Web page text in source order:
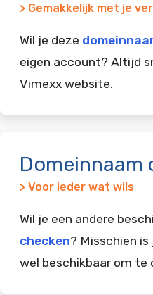
> Gemakkelijk met je
Wil je deze
eigen account? Altijd
Vimexx website.
Domeinnaam
> Voor ieder wat wils
Wil je een andere
checken? Misschien
wel beschikbaar om te